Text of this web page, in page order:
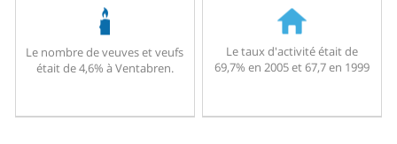
Le nombre de veuves et veufs
était de 4,6% à Ventabren.
Le taux d'activité était de
69,7% en 2005 et 67,7 en 1999